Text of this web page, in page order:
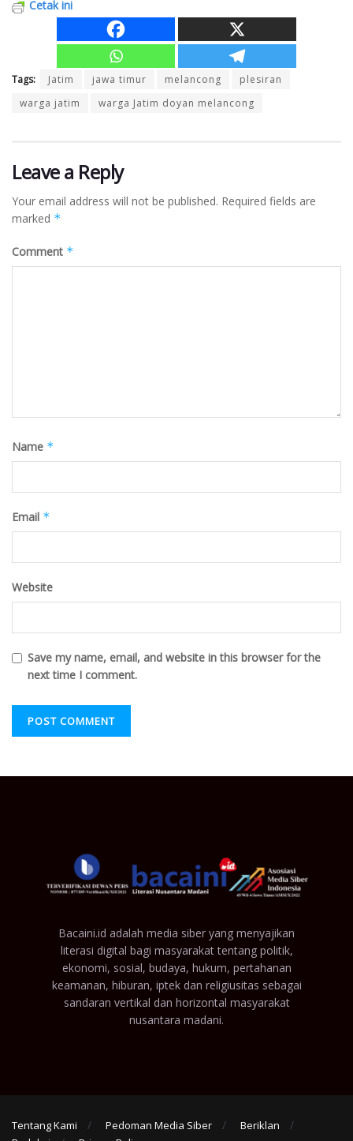
Cetak ini
Tags: Jatim jawa timur melancong
plesiran
warga jatim
warga Jatim doyan melancong
Leave a Reply
Your email address will not be published. Required fields are
marked *
Comment *
Name *
Email *
Website
Save my name, email, and website in this browser for the
next time I comment.
Bacaini.id adalah media siber yang menyajikan
literasi digital bagi masyarakat tentang politik,
ekonomi, sosial, budaya, hukum, pertahanan
keamanan, hiburan, iptek dan religiusitas sebagai
sandaran vertikal dan horizontal masyarakat
nusantara madani.
Tentang Kami Pedoman Media Siber
Beriklan